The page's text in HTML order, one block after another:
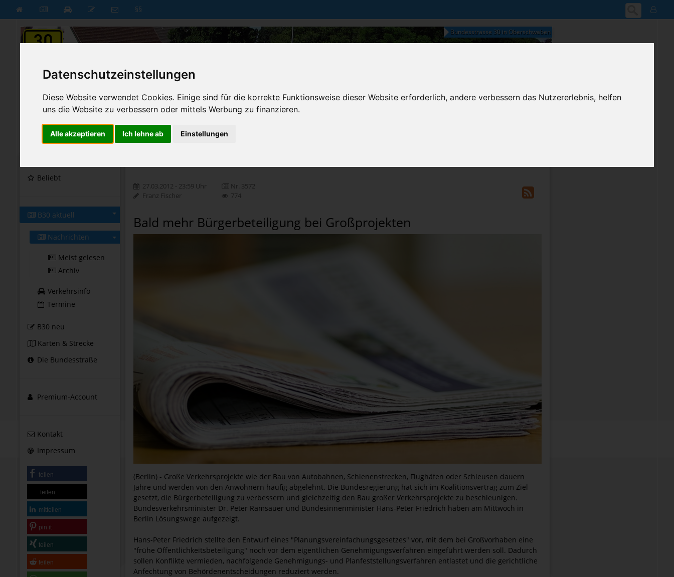
Datenschutzeinstellungen
Diese Website verwendet Cookies. Einige sind für die korrekte Funktionsweise dieser Website erforderlich, andere verbessern das Nutzererlebnis, helfen
uns die Website zu verbessern oder mittels Werbung zu finanzieren.
Alle akzeptieren Ich lehne ab Einstellungen
§§
Bundesstrasse 30 in Oberschwaben
18:31
B30 aktuell B30 neu
Beliebt
B30 aktuell
Nachrichten
Meist gelesen
Archiv
Verkehrsinfo
Termine
B30 neu
Karten & Strecke
Die Bundesstraße
Premium-Account
Kontakt
Impressum
teilen
teilen
mitteilen
pin it
teilen
teilen
27.03.2012 - 23:59 Uhr
Franz Fischer
Nr. 3572
774
Bald mehr Bürgerbeteiligung bei Großprojekten
(Berlin) - Große Verkehrsprojekte wie der Bau von Autobahnen, Schienenstrecken, Flughäfen oder Schleusen dauern
Jahre und werden von den Anwohnern häufig abgelehnt. Die Bundesregierung hat sich im Koalitionsvertrag zum Ziel
gesetzt, die Bürgerbeteiligung zu verbessern und gleichzeitig den Bau großer Verkehrsprojekte zu beschleunigen.
Bundesverkehrsminister Dr. Peter Ramsauer und Bundesinnenminister Hans-Peter Friedrich haben am Mittwoch in
Berlin Lösungswege aufgezeigt.
Hans-Peter Friedrich stellte den Entwurf eines "Planungsvereinfachungsgesetzes" vor, mit dem bei Großvorhaben eine
"frühe Öffentlichkeitsbeteiligung" noch vor dem eigentlichen Genehmigungsverfahren eingeführt werden soll. Dadurch
sollen Konflikte vermieden, nachfolgende Genehmigungs- und Planfeststellungsverfahren entlastet und die gerichtliche
Anfechtung von Behördenentscheidungen reduziert werden.